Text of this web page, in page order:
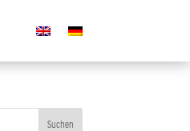
Suchen